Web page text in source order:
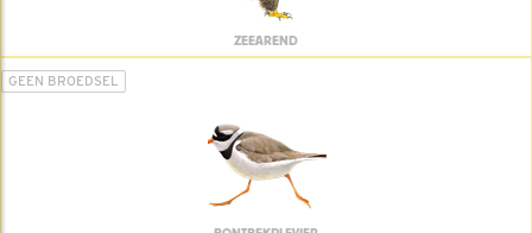
ZEEAREND
GEEN BROEDSEL